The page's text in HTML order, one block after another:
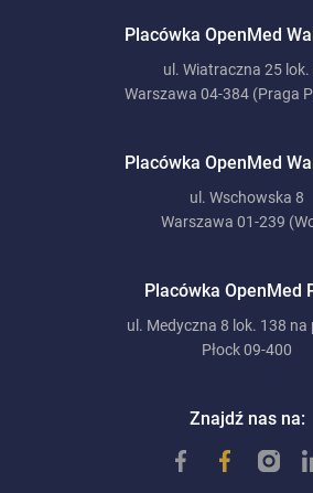
Placówka OpenMed
ul. Wiatraczna 25 lok.
Warszawa 04-384 (Praga
Placówka OpenMed
ul. Wschowska 8
Warszawa 01-239
Placówka OpenMed
ul. Medyczna 8 lok. 138 na
Płock 09-400
Znajdź nas na: